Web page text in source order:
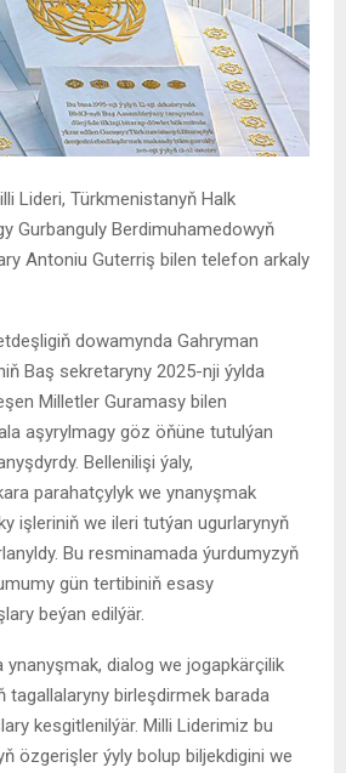
Lideri, Türkmenistanyň Halk
Gurbanguly Berdimuhamedowyň
Antoniu Guterriş bilen telefon arkaly
dowamynda Gahryman
Baş sekretaryny 2025-nji ýylda
Milletler Guramasy bilen
aşyrylmagy göz öňüne tutulýan
Bellenilişi ýaly,
parahatçylyk we ynanyşmak
işleriniň we ileri tutýan ugurlarynyň
Bu resminamada ýurdumyzyň
gün tertibiniň esasy
beýan edilýär.
dialog we jogapkärçilik
tagallalaryny birleşdirmek barada
kesgitlenilýär. Milli Liderimiz bu
özgerişler ýyly bolup biljekdigini we